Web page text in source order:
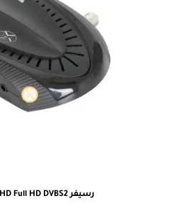
رسيفر StarSat SR-207HD Full HD DVBS2